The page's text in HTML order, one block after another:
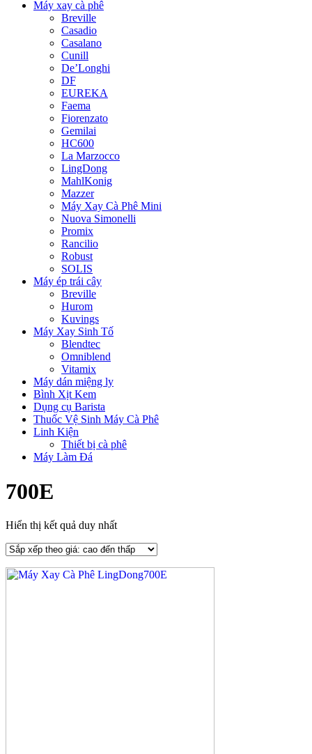
Máy xay cà phê
Breville
Casadio
Casalano
Cunill
De’Longhi
DF
EUREKA
Faema
Fiorenzato
Gemilai
HC600
La Marzocco
LingDong
MahlKonig
Mazzer
Máy Xay Cà Phê Mini
Nuova Simonelli
Promix
Rancilio
Robust
SOLIS
Máy ép trái cây
Breville
Hurom
Kuvings
Máy Xay Sinh Tố
Blendtec
Omniblend
Vitamix
Máy dán miệng ly
Bình Xịt Kem
Dụng cụ Barista
Thuốc Vệ Sinh Máy Cà Phê
Linh Kiện
Thiết bị cà phê
Máy Làm Đá
700E
Hiển thị kết quả duy nhất